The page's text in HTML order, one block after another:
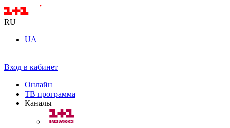
RU
UA
Вход в кабинет
Онлайн
ТВ программа
Каналы